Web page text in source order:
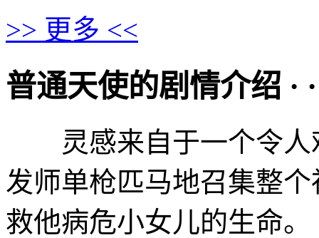
>> 更多 <<
普通天使的剧情介绍 · ·
灵感来自于一个令人
发师单枪匹马地召集整
救他病危小女儿的生命。